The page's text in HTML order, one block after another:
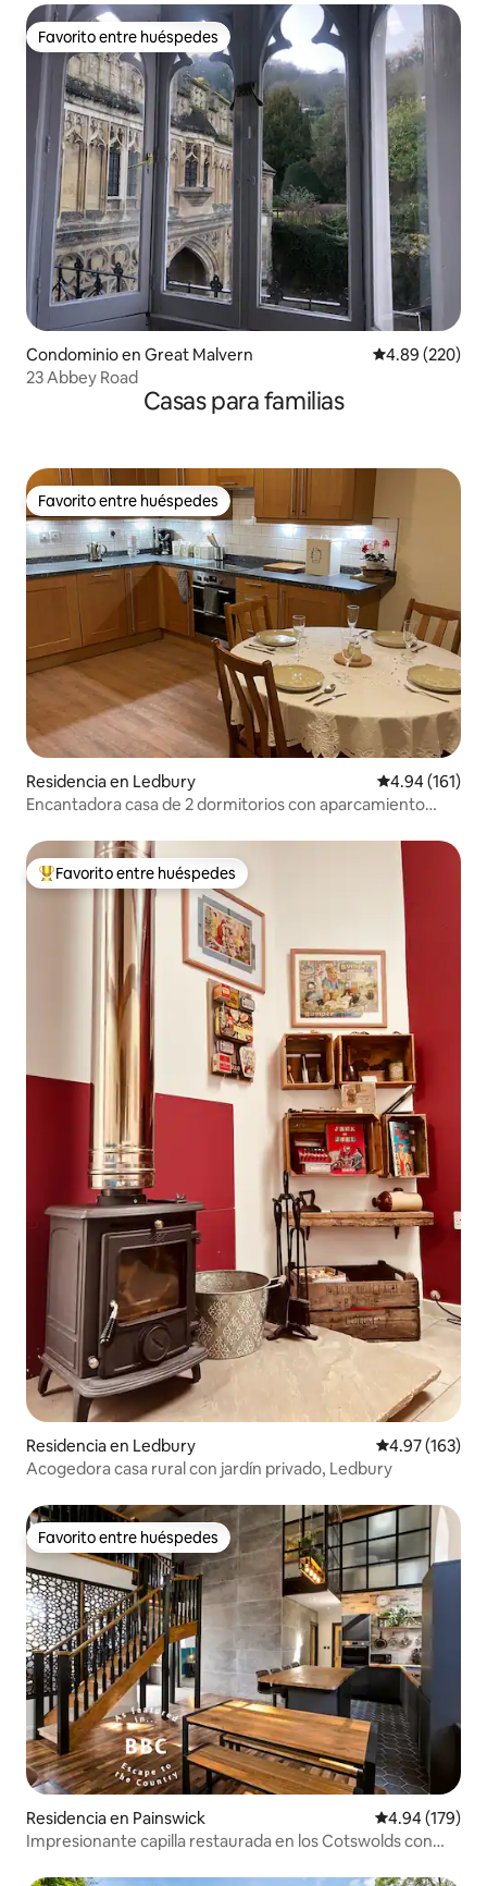
Favorito entre huéspedes
Favorito entre huéspedes
Condominio en Great Malvern Calificación
4.89 (220)
23 Abbey Road
Casas para familias
Favorito entre huéspedes
Favorito entre huéspedes
Residencia en Ledbury Calificación
4.94 (161)
Encantadora casa de 2 dormitorios con aparcamiento
De los mejores en Favorito entre huéspedes
Favorito entre huéspedes
Residencia en Ledbury Calificación
4.97 (163)
Acogedora casa rural con jardín privado, Ledbury
Favorito entre huéspedes
Favorito entre huéspedes
Residencia en Painswick Calificación
4.94 (179)
Impresionante capilla restaurada en los Cotswolds con